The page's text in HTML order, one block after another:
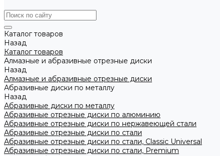
Каталог товаров
Назад
Каталог товаров
Алмазные и абразивные отрезные диски
Назад
Алмазные и абразивные отрезные диски
Абразивные диски по металлу
Назад
Абразивные диски по металлу
Абразивные отрезные диски по алюминию
Абразивные отрезные диски по нержавеющей стали
Абразивные отрезные диски по стали
Абразивные отрезные диски по стали, Classic Universal
Абразивные отрезные диски по стали, Premium